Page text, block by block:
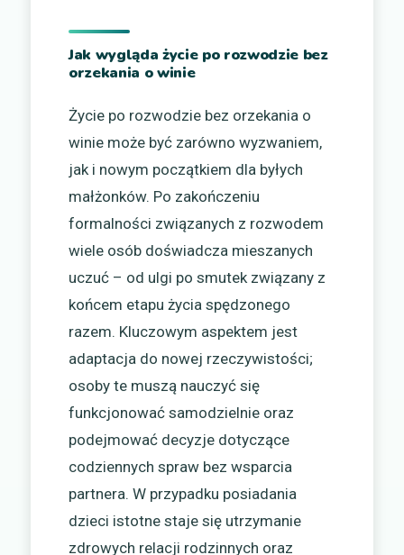
Jak wygląda życie po rozwodzie bez
orzekania o winie
Życie po rozwodzie bez orzekania o
winie może być zarówno wyzwaniem,
jak i nowym początkiem dla byłych
małżonków. Po zakończeniu
formalności związanych z rozwodem
wiele osób doświadcza mieszanych
uczuć – od ulgi po smutek związany z
końcem etapu życia spędzonego
razem. Kluczowym aspektem jest
adaptacja do nowej rzeczywistości;
osoby te muszą nauczyć się
funkcjonować samodzielnie oraz
podejmować decyzje dotyczące
codziennych spraw bez wsparcia
partnera. W przypadku posiadania
dzieci istotne staje się utrzymanie
zdrowych relacji rodzinnych oraz